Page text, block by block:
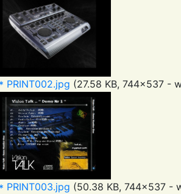
PRINT002.jpg (27.58 KB, 744x537 -
PRINT003.jpg (50.38 KB, 744x537 -